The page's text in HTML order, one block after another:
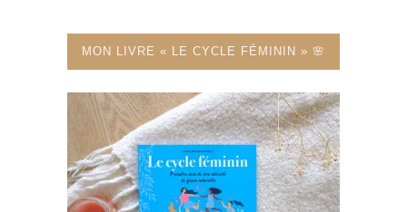
MON LIVRE « LE CYCLE FÉMININ » 🌸